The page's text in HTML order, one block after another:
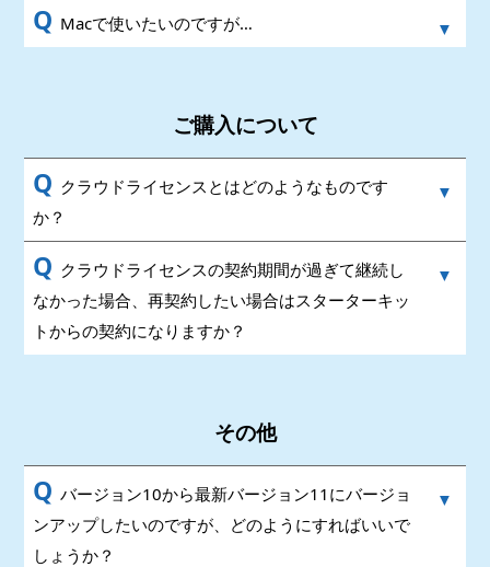
Q Macで使いたいのですが…
ご購入について
Q クラウドライセンスとはどのようなものです
か？
Q クラウドライセンスの契約期間が過ぎて継続し
なかった場合、再契約したい場合はスターターキッ
トからの契約になりますか？
その他
Q バージョン10から最新バージョン11にバージョ
ンアップしたいのですが、どのようにすればいいで
しょうか？